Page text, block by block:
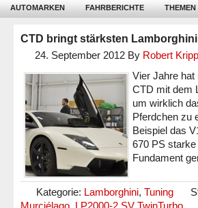
AUTOMARKEN FAHRBERICHTE THEMEN
CTD bringt stärksten
24. September 2012 By Robert
Vier Jahre hat
CTD mit dem
um wirklich
Pferdchen zu
Beispiel das
670 PS
Fundament
Kategorie: Lamborghini, Tuning
Murciélago, LP2000-2 SV TwinTurbo